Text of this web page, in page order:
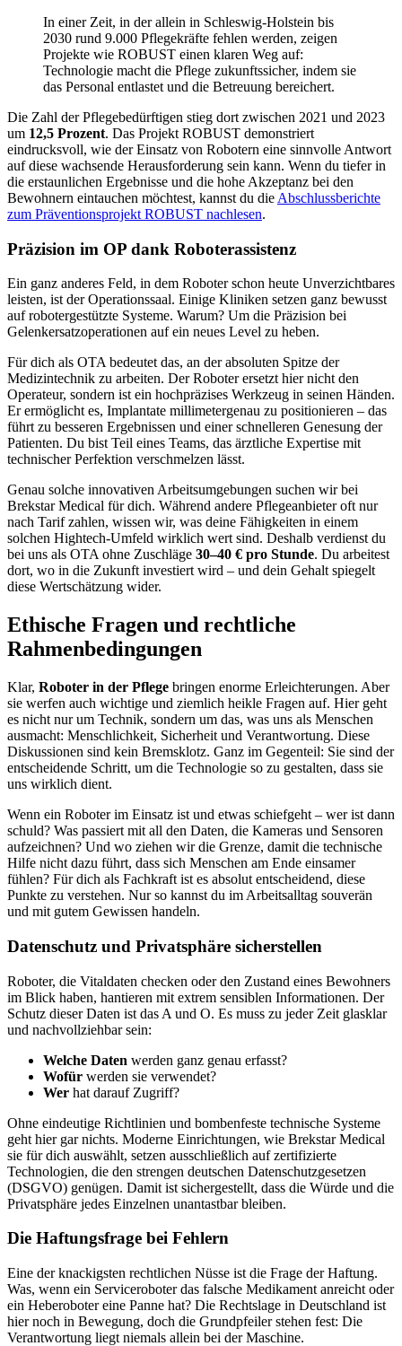
In einer Zeit, in der allein in Schleswig-Holstein bis
2030 rund 9.000 Pflegekräfte fehlen werden, zeigen
Projekte wie ROBUST einen klaren Weg auf:
Technologie macht die Pflege zukunftssicher, indem sie
das Personal entlastet und die Betreuung bereichert.
Die Zahl der Pflegebedürftigen stieg dort zwischen 2021 und 2023
um 12,5 Prozent. Das Projekt ROBUST demonstriert
eindrucksvoll, wie der Einsatz von Robotern eine sinnvolle Antwort
auf diese wachsende Herausforderung sein kann. Wenn du tiefer in
die erstaunlichen Ergebnisse und die hohe Akzeptanz bei den
Bewohnern eintauchen möchtest, kannst du die Abschlussberichte
zum Präventionsprojekt ROBUST nachlesen.
Präzision im OP dank Roboterassistenz
Ein ganz anderes Feld, in dem Roboter schon heute Unverzichtbares
leisten, ist der Operationssaal. Einige Kliniken setzen ganz bewusst
auf robotergestützte Systeme. Warum? Um die Präzision bei
Gelenkersatzoperationen auf ein neues Level zu heben.
Für dich als OTA bedeutet das, an der absoluten Spitze der
Medizintechnik zu arbeiten. Der Roboter ersetzt hier nicht den
Operateur, sondern ist ein hochpräzises Werkzeug in seinen Händen.
Er ermöglicht es, Implantate millimetergenau zu positionieren – das
führt zu besseren Ergebnissen und einer schnelleren Genesung der
Patienten. Du bist Teil eines Teams, das ärztliche Expertise mit
technischer Perfektion verschmelzen lässt.
Genau solche innovativen Arbeitsumgebungen suchen wir bei
Brekstar Medical für dich. Während andere Pflegeanbieter oft nur
nach Tarif zahlen, wissen wir, was deine Fähigkeiten in einem
solchen Hightech-Umfeld wirklich wert sind. Deshalb verdienst du
bei uns als OTA ohne Zuschläge 30–40 € pro Stunde. Du arbeitest
dort, wo in die Zukunft investiert wird – und dein Gehalt spiegelt
diese Wertschätzung wider.
Ethische Fragen und rechtliche
Rahmenbedingungen
Klar, Roboter in der Pflege bringen enorme Erleichterungen. Aber
sie werfen auch wichtige und ziemlich heikle Fragen auf. Hier geht
es nicht nur um Technik, sondern um das, was uns als Menschen
ausmacht: Menschlichkeit, Sicherheit und Verantwortung. Diese
Diskussionen sind kein Bremsklotz. Ganz im Gegenteil: Sie sind der
entscheidende Schritt, um die Technologie so zu gestalten, dass sie
uns wirklich dient.
Wenn ein Roboter im Einsatz ist und etwas schiefgeht – wer ist dann
schuld? Was passiert mit all den Daten, die Kameras und Sensoren
aufzeichnen? Und wo ziehen wir die Grenze, damit die technische
Hilfe nicht dazu führt, dass sich Menschen am Ende einsamer
fühlen? Für dich als Fachkraft ist es absolut entscheidend, diese
Punkte zu verstehen. Nur so kannst du im Arbeitsalltag souverän
und mit gutem Gewissen handeln.
Datenschutz und Privatsphäre sicherstellen
Roboter, die Vitaldaten checken oder den Zustand eines Bewohners
im Blick haben, hantieren mit extrem sensiblen Informationen. Der
Schutz dieser Daten ist das A und O. Es muss zu jeder Zeit glasklar
und nachvollziehbar sein:
Welche Daten werden ganz genau erfasst?
Wofür werden sie verwendet?
Wer hat darauf Zugriff?
Ohne eindeutige Richtlinien und bombenfeste technische Systeme
geht hier gar nichts. Moderne Einrichtungen, wie Brekstar Medical
sie für dich auswählt, setzen ausschließlich auf zertifizierte
Technologien, die den strengen deutschen Datenschutzgesetzen
(DSGVO) genügen. Damit ist sichergestellt, dass die Würde und die
Privatsphäre jedes Einzelnen unantastbar bleiben.
Die Haftungsfrage bei Fehlern
Eine der knackigsten rechtlichen Nüsse ist die Frage der Haftung.
Was, wenn ein Serviceroboter das falsche Medikament anreicht oder
ein Heberoboter eine Panne hat? Die Rechtslage in Deutschland ist
hier noch in Bewegung, doch die Grundpfeiler stehen fest: Die
Verantwortung liegt niemals allein bei der Maschine.